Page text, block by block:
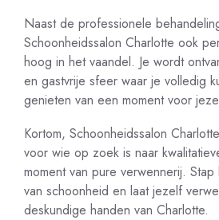
Naast de professionele
Schoonheidssalon Charlotte ook
hoog in het vaandel. Je wordt
en gastvrije sfeer waar je volledig
genieten van een moment voor
Kortom, Schoonheidssalon
voor wie op zoek is naar
moment van pure verwennerij.
van schoonheid en laat jezelf
deskundige handen van Charlotte.